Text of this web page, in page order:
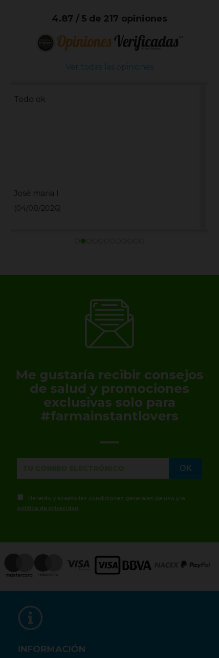
4.87 / 5 de 217 opiniones
Ver todas las opiniones
####
Jonathan J
(28/07/2026)
Me gustaría recibir consejos
de salud y promociones
exclusivas solo para
#farmainstantlovers
He leído y acepto las condiciones generales de uso y la
política de privacidad
INFORMACIÓN